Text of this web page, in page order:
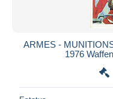
ARMES -
1976